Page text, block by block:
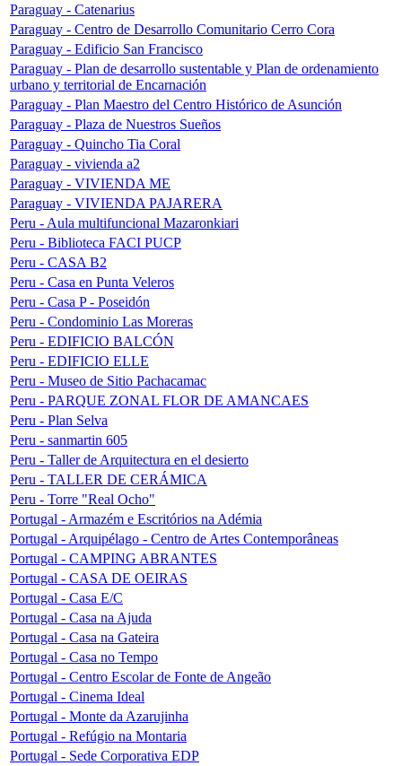
Paraguay - Catenarius
Paraguay - Centro de Desarrollo Comunitario Cerro Cora
Paraguay - Edificio San Francisco
Paraguay - Plan de desarrollo sustentable y Plan de ordenamiento
urbano y territorial de Encarnación
Paraguay - Plan Maestro del Centro Histórico de Asunción
Paraguay - Plaza de Nuestros Sueños
Paraguay - Quincho Tia Coral
Paraguay - vivienda a2
Paraguay - VIVIENDA ME
Paraguay - VIVIENDA PAJARERA
Peru - Aula multifuncional Mazaronkiari
Peru - Biblioteca FACI PUCP
Peru - CASA B2
Peru - Casa en Punta Veleros
Peru - Casa P - Poseidón
Peru - Condominio Las Moreras
Peru - EDIFICIO BALCÓN
Peru - EDIFICIO ELLE
Peru - Museo de Sitio Pachacamac
Peru - PARQUE ZONAL FLOR DE AMANCAES
Peru - Plan Selva
Peru - sanmartin 605
Peru - Taller de Arquitectura en el desierto
Peru - TALLER DE CERÁMICA
Peru - Torre "Real Ocho"
Portugal - Armazém e Escritórios na Adémia
Portugal - Arquipélago - Centro de Artes Contemporâneas
Portugal - CAMPING ABRANTES
Portugal - CASA DE OEIRAS
Portugal - Casa E/C
Portugal - Casa na Ajuda
Portugal - Casa na Gateira
Portugal - Casa no Tempo
Portugal - Centro Escolar de Fonte de Angeão
Portugal - Cinema Ideal
Portugal - Monte da Azarujinha
Portugal - Refúgio na Montaria
Portugal - Sede Corporativa EDP